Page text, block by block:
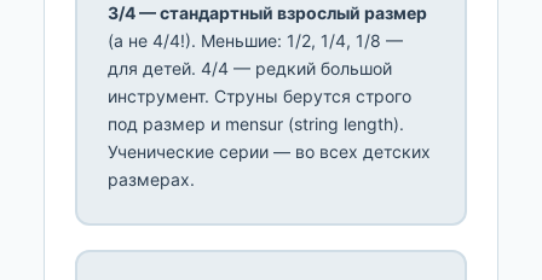
3/4 — стандартный взрослый размер
(а не 4/4!). Меньшие: 1/2, 1/4, 1/8 —
для детей. 4/4 — редкий большой
инструмент. Струны берутся строго
под размер и mensur (string length).
Ученические серии — во всех детских
размерах.